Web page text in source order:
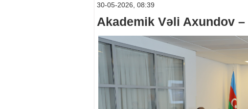
30-05-2026, 08:39
Akademik Vəli Axundov –